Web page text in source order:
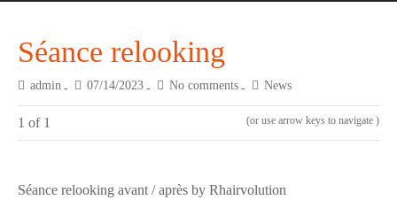
Séance relooking
admin 07/14/2023 No comments News
1 of 1 (or use arrow keys to navigate )
Séance relooking avant / après by Rhairvolution